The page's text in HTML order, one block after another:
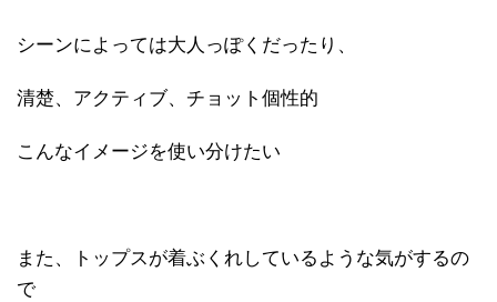
シーンによっては大人っぽくだったり、
清楚、アクティブ、チョット個性的
こんなイメージを使い分けたい
また、トップスが着ぶくれしているような気がするの
で